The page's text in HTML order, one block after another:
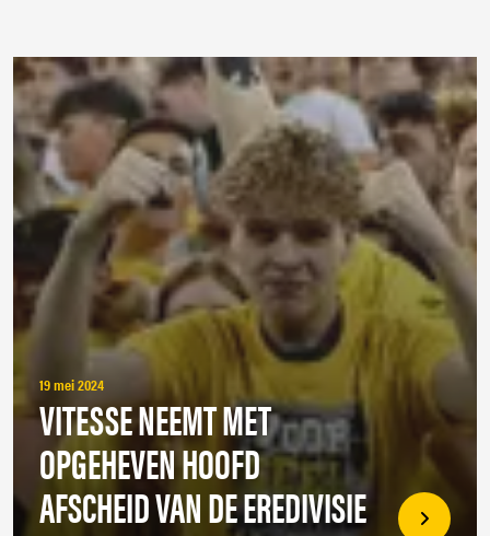
19 mei 2024
VITESSE NEEMT MET
OPGEHEVEN HOOFD
AFSCHEID VAN DE EREDIVISIE